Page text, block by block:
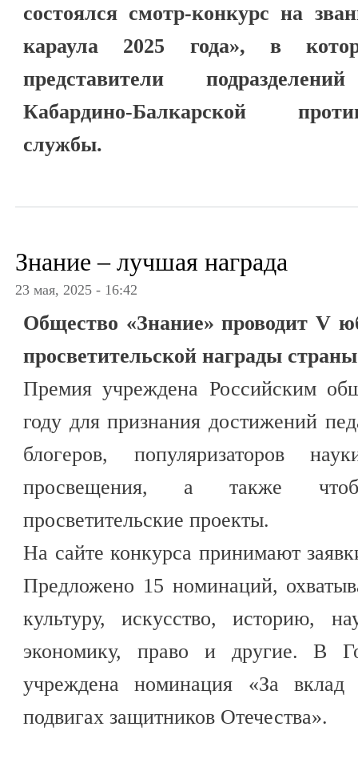
состоялся смотр-конкурс на
караула 2025 года», в
представители
Кабардино-Балкарской
службы.
Знание – лучшая награда
23 мая, 2025 - 16:42
Общество «Знание» проводит V
просветительской награды
Премия учреждена Российским
году для признания достижений
блогеров, популяризаторов
просвещения, а также
просветительские проекты.
На сайте конкурса принимают
Предложено 15 номинаций,
культуру, искусство, историю,
экономику, право и другие. В
учреждена номинация «За
подвигах защитников Отечества».